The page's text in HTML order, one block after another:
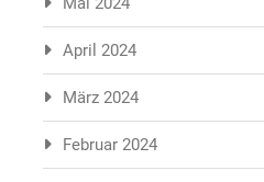
April 2024
März 2024
Februar 2024